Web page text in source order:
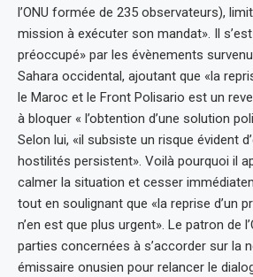
l’ONU formée de 235 observateurs),
mission à exécuter son mandat». Il
préoccupé» par les évènements
Sahara occidental, ajoutant que «la
le Maroc et le Front Polisario est un
à bloquer « l’obtention d’une solution
Selon lui, «il subsiste un risque évident
hostilités persistent». Voilà pourquoi il
calmer la situation et cesser
tout en soulignant que «la reprise d’un
n’en est que plus urgent». Le patron de
parties concernées à s’accorder sur la
émissaire onusien pour relancer le